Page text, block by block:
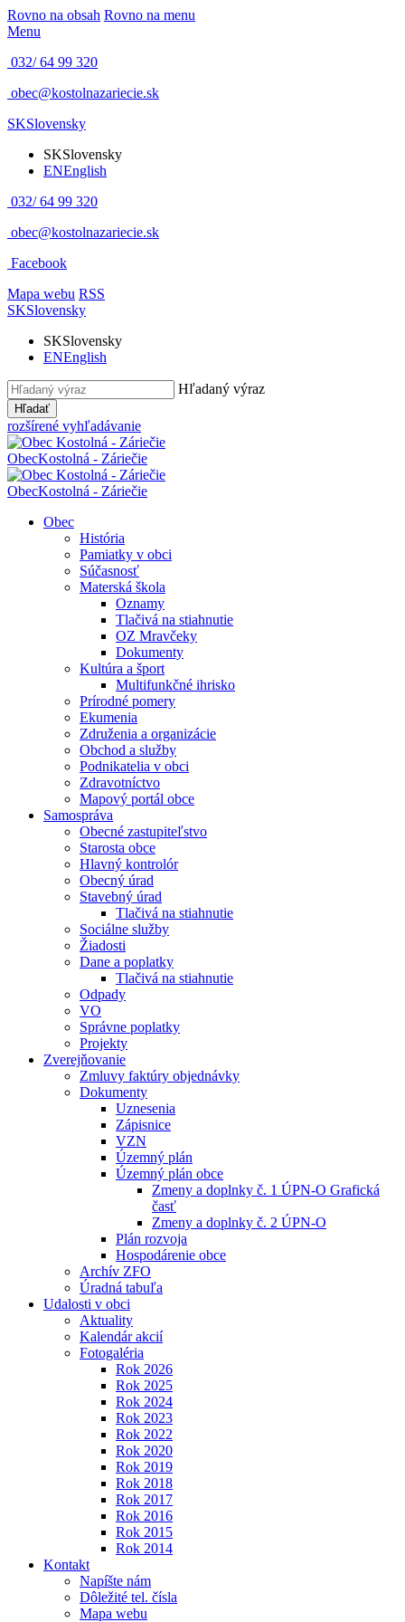
Rovno na obsah Rovno na menu
Menu
032/ 64 99 320
obec@kostolnazariecie.sk
SKSlovensky
SKSlovensky
ENEnglish
032/ 64 99 320
obec@kostolnazariecie.sk
Facebook
Mapa webu RSS
SKSlovensky
SKSlovensky
ENEnglish
Hľadaný výraz
Hľadať
rozšírené vyhľadávanie
ObecKostolná - Záriečie
ObecKostolná - Záriečie
Obec
História
Pamiatky v obci
Súčasnosť
Materská škola
Oznamy
Tlačivá na stiahnutie
OZ Mravčeky
Dokumenty
Kultúra a šport
Multifunkčné ihrisko
Prírodné pomery
Ekumenia
Združenia a organizácie
Obchod a služby
Podnikatelia v obci
Zdravotníctvo
Mapový portál obce
Samospráva
Obecné zastupiteľstvo
Starosta obce
Hlavný kontrolór
Obecný úrad
Stavebný úrad
Tlačivá na stiahnutie
Sociálne služby
Žiadosti
Dane a poplatky
Tlačivá na stiahnutie
Odpady
VO
Správne poplatky
Projekty
Zverejňovanie
Zmluvy faktúry objednávky
Dokumenty
Uznesenia
Zápisnice
VZN
Územný plán
Územný plán obce
Zmeny a doplnky č. 1 ÚPN-O Grafická
časť
Zmeny a doplnky č. 2 ÚPN-O
Plán rozvoja
Hospodárenie obce
Archív ZFO
Úradná tabuľa
Udalosti v obci
Aktuality
Kalendár akcií
Fotogaléria
Rok 2026
Rok 2025
Rok 2024
Rok 2023
Rok 2022
Rok 2020
Rok 2019
Rok 2018
Rok 2017
Rok 2016
Rok 2015
Rok 2014
Kontakt
Napíšte nám
Dôležité tel. čísla
Mapa webu